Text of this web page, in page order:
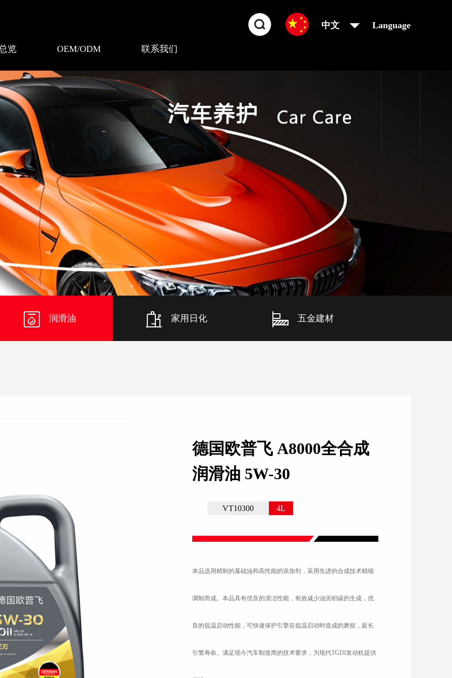
中文 Language
览 OEM/ODM 联系我们
润滑油 家用日化 五金建材
德国欧普飞 A8000全合成
润滑油 5W-30
VT10300 4L
本品选用精制的基础油和高性能的添加剂，采用先进的合成技术精细
调制而成。本品具有优良的清洁性能，有效减少油泥积碳的生成，优
良的低温启动性能，可快速保护引擎在低温启动时造成的磨损，延长
引警寿命。满足现今汽车制造商的技术要求，为现代TGDI发动机提供